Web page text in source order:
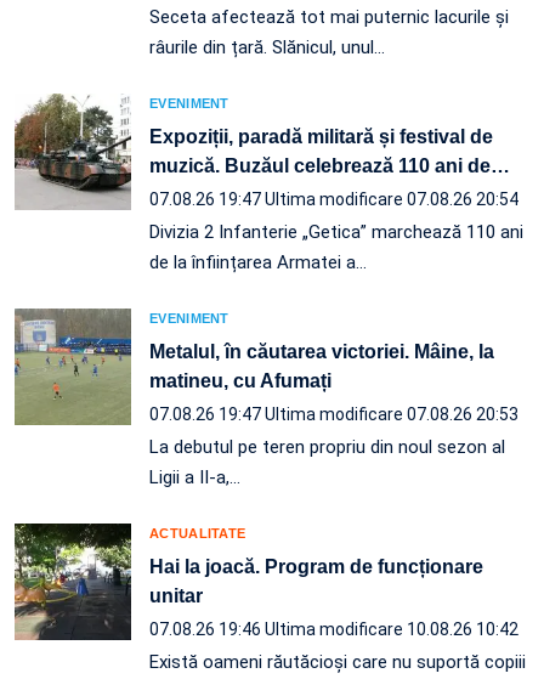
Seceta afectează tot mai puternic lacurile și
râurile din țară. Slănicul, unul…
EVENIMENT
Expoziții, paradă militară și festival de
muzică. Buzăul celebrează 110 ani de…
07.08.26 19:47Ultima modificare 07.08.26 20:54
Divizia 2 Infanterie „Getica” marchează 110 ani
de la înființarea Armatei a…
EVENIMENT
Metalul, în căutarea victoriei. Mâine, la
matineu, cu Afumați
07.08.26 19:47Ultima modificare 07.08.26 20:53
La debutul pe teren propriu din noul sezon al
Ligii a II-a,…
ACTUALITATE
Hai la joacă. Program de funcționare
unitar
07.08.26 19:46 Ultima modificare 10.08.26 10:42
Există oameni răutăcioși care nu suportă copiii